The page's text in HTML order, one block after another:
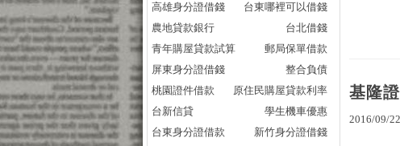
基隆
2016/09/22
高雄身分證借錢
台東哪裡可以借錢
農地貸款銀行
台北借錢
青年購屋貸款試算
郵局保單借款
屏東身分證借錢
整合負債
桃園證件借款
原住民購屋貸款利率
台新信貸
學生機車優惠
台東身分證借款
新竹身分證借錢